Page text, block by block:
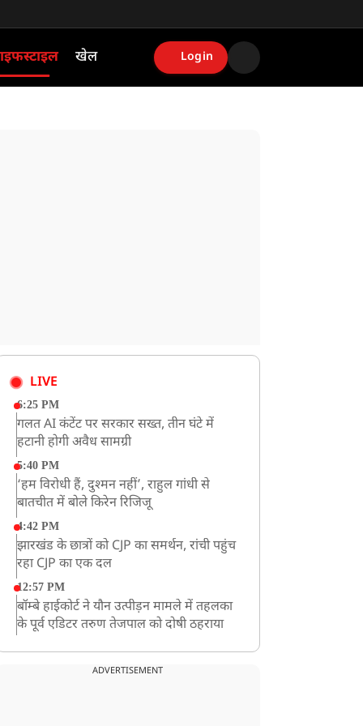
खेल Login
LIVE
6:25 PM
गलत AI कंटेंट पर सरकार सख्त, तीन घंटे में
हटानी होगी अवैध सामग्री
5:40 PM
‘हम विरोधी हैं, दुश्मन नहीं’, राहुल गांधी से
बातचीत में बोले किरेन रिजिजू
4:42 PM
झारखंड के छात्रों को CJP का समर्थन, रांची पहुंच
रहा CJP का एक दल
12:57 PM
बॉम्बे हाईकोर्ट ने यौन उत्पीड़न मामले में तहलका
के पूर्व एडिटर तरुण तेजपाल को दोषी ठहराया
माफिया अतीक अहमद के छोटे बेटे अबान की
ADVERTISEMENT